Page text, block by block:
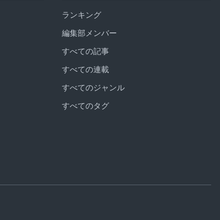
ランキング
編集部メンバー
すべての記事
すべての連載
すべてのジャンル
すべてのタグ